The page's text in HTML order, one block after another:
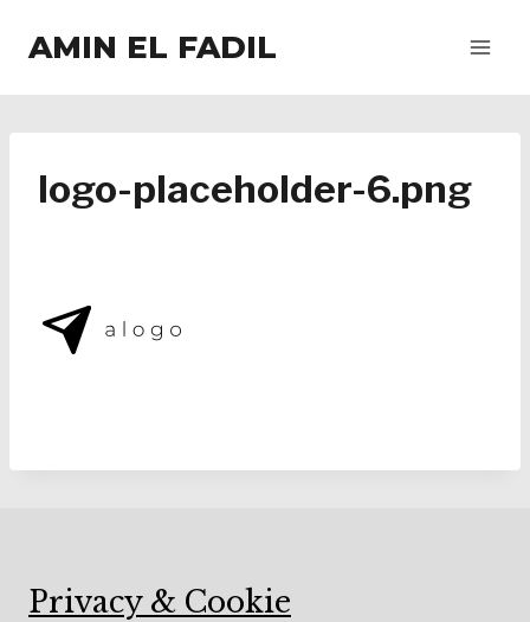
AMIN EL FADIL
logo-placeholder-6.png
Privacy & Cookie